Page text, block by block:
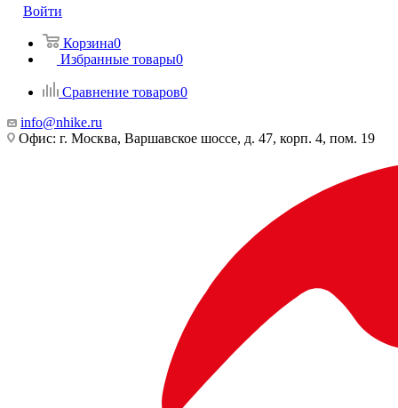
Войти
Корзина0
Избранные товары0
Сравнение товаров0
info@nhike.ru
Офис: г. Москва, Варшавское шоссе, д. 47, корп. 4, пом. 19